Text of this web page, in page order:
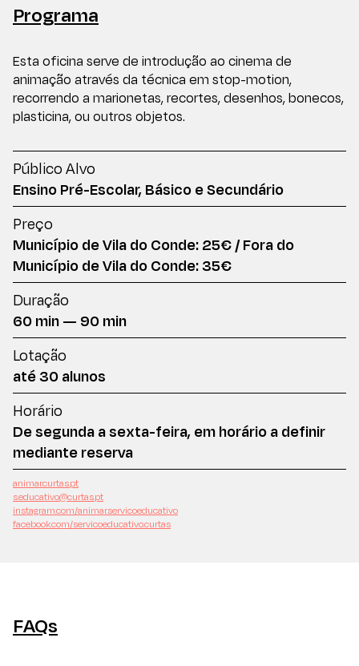
Programa
Esta oficina serve de introdução ao cinema de
animação através da técnica em stop-motion,
recorrendo a marionetas, recortes, desenhos, bonecos,
plasticina, ou outros objetos.
Público Alvo
Ensino Pré-Escolar, Básico e Secundário
Preço
Município de Vila do Conde: 25€ / Fora do
Município de Vila do Conde: 35€
Duração
60 min — 90 min
Lotação
até 30 alunos
Horário
De segunda a sexta-feira, em horário a definir
mediante reserva
animar.curtas.pt
s.educativo@curtas.pt
instagram.com/animar.servicoeducativo
facebook.com/servicoeducativo.curtas
FAQs